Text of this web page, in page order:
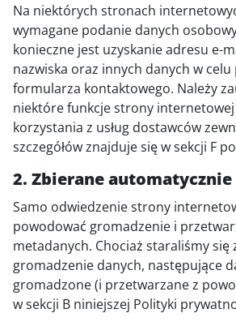
Na niektórych stronach
wymagane podanie danych
konieczne jest uzyskanie adresu e-
nazwiska oraz innych danych w celu
formularza kontaktowego. Należy
niektóre funkcje strony internetowej
korzystania z usług dostawców
szczegółów znajduje się w sekcji F
2. Zbierane
Samo odwiedzenie strony
powodować gromadzenie i
metadanych. Chociaż staraliśmy się
gromadzenie danych, następujące
gromadzone (i przetwarzane z
w sekcji B niniejszej Polityki